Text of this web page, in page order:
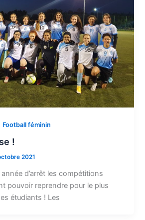
Football féminin
!
2021
d’arrêt les compétitions
pouvoir reprendre pour le plus
étudiants ! Les